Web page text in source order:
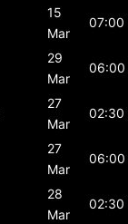
15
Mar
07:00
29
Mar
06:00
27
Mar
02:30
27
Mar
06:00
28
Mar
02:30